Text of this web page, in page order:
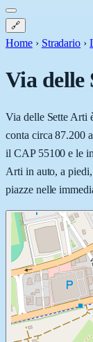
🔗
Home › Stradario ›
Via delle
Via delle Sette Arti
conta circa 87.200
il CAP 55100 e le
Arti in auto, a
piazze nelle